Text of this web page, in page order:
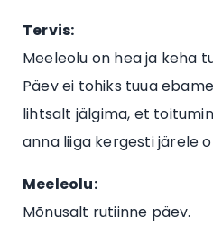
Tervis:
Meeleolu on hea ja keha
Päev ei tohiks tuua
lihtsalt jälgima, et
anna liiga kergesti järele
Meeleolu:
Mõnusalt rutiinne päev.